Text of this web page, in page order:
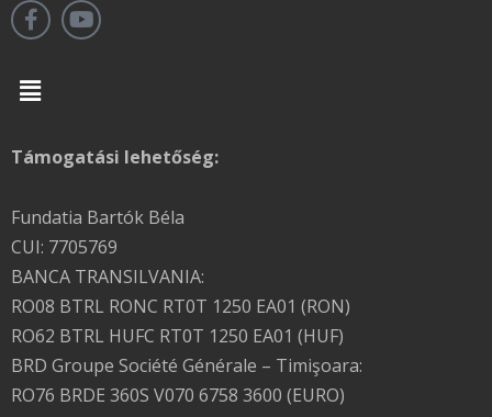
Menu
Támogatási lehetőség:
Fundatia Bartók Béla
CUI: 7705769
BANCA TRANSILVANIA:
RO08 BTRL RONC RT0T 1250 EA01 (RON)
RO62 BTRL HUFC RT0T 1250 EA01 (HUF)
BRD Groupe Société Générale – Timişoara:
RO76 BRDE 360S V070 6758 3600 (EURO)